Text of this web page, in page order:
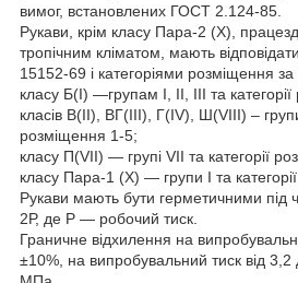
вимог, встановлених ГОСТ 2.124-85.
Рукави, крім класу Пара-2 (X),
тропічним кліматом, мають
15152-69 і категоріями розміщення
класу Б(I) —групам I, II, III та
класів В(II), ВГ(III), Г(IV), Ш(VIII) – групи
розміщення 1-5;
класу П(VII) — групі VII та категорії
класу Пара-1 (X) — групи I та
Рукави мають бути герметичними під
2Р, де Р — робочий тиск.
Граничне відхилення на
±10%, на випробувальний тиск від